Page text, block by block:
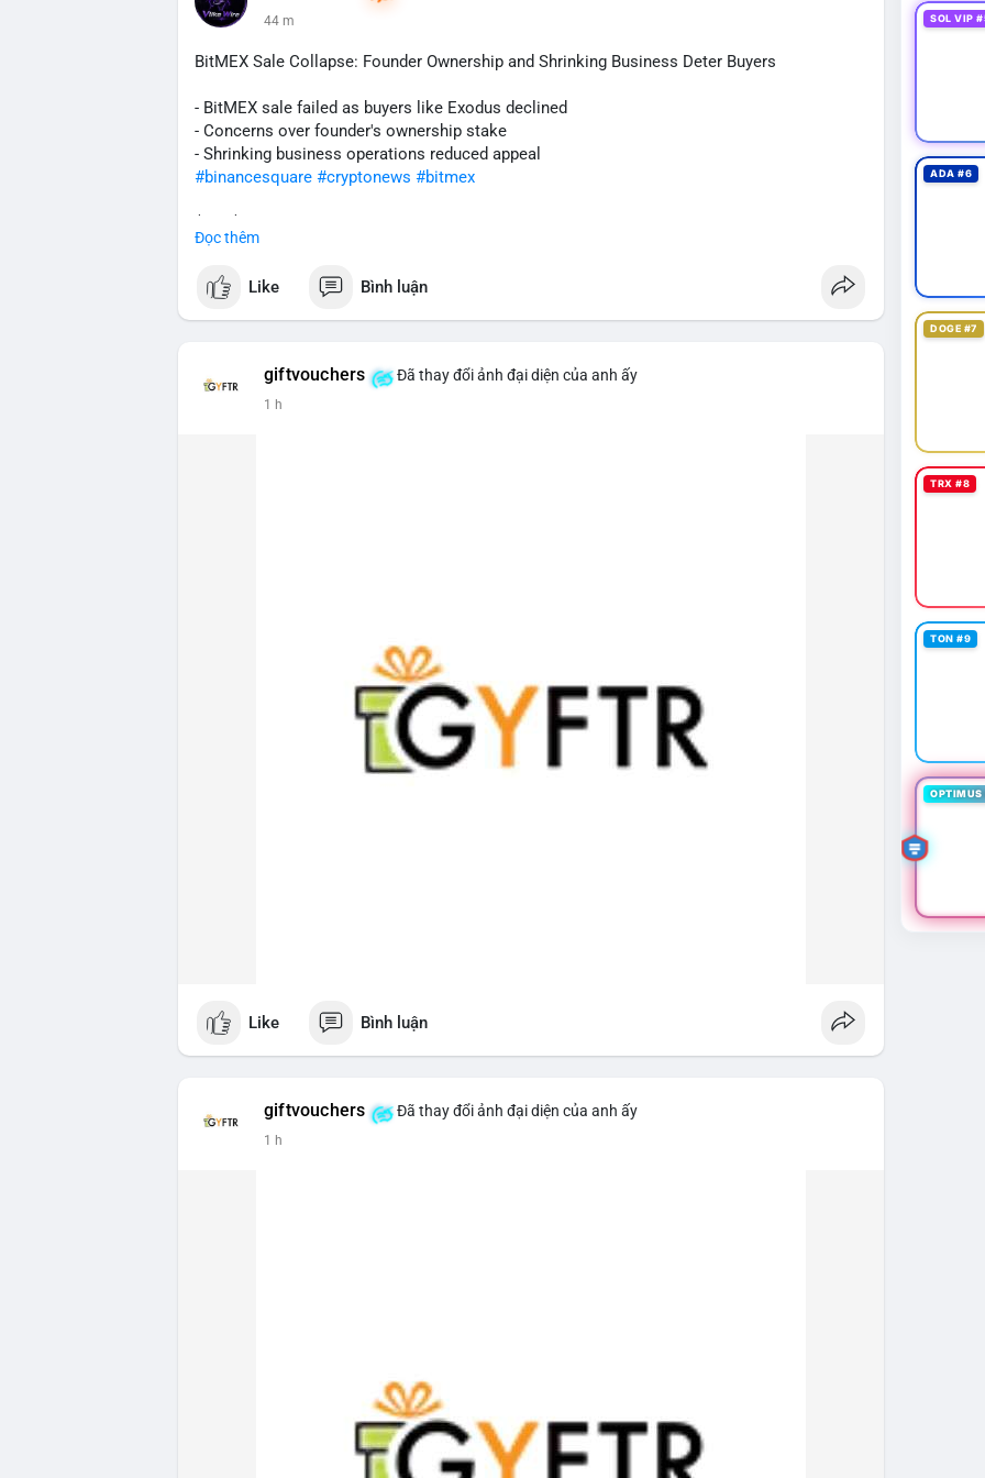
tin nếu dòng tiền đi vào kho lưu trữ lạnh.
Lời khuyên cho nhà đầu tư nhỏ lẻ:
hiện trên sàn giao dịch lớn, hãy cân nhắc giảm vị thế đòn bẩy. Ngược lại, nếu chuyển sang ví
lạnh, đây có thể là tín hiệu tích lũy tích cực. Luôn đặt lệnh stop-loss và tránh FOMO trong
biến động ngắn hạn.
44 m
BitMEX Sale Collapse: Founder Ownership and Shrinking Business Deter Buyers
- BitMEX sale failed as buyers like Exodus declined
- Concerns over founder's ownership stake
- Shrinking business operations reduced appeal
#binancesquare #cryptonews #bitmex
📰 Nguồn: CoinDesk
Đọc thêm
Like Bình luận
giftvouchers Đã thay đổi ảnh đại diện của anh ấy
1 h
Like Bình luận
giftvouchers Đã thay đổi ảnh đại diện của anh ấy
1 h
SOL VIP
ADA #6
DOGE #7
TRX #8
TON #9
OPTIMUS